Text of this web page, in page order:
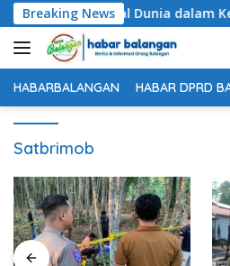
Langsung
ke
konten
Breaking News
Meninggal Dunia dalam
HABARBALANGAN HABAR DPRD
Satbrimob